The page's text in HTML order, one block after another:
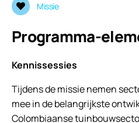
Missie
Programma-
Kennissessies
Tijdens de missie nemen
mee in de belangrijkste
Colombiaanse